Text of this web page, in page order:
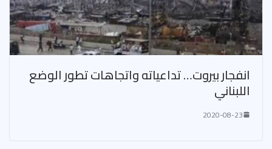
انفجار بيروت… تداعياته واتجاهات تطور الوضع
اللبناني
2020-08-23